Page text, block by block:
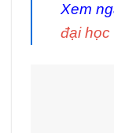
Xem
đại học